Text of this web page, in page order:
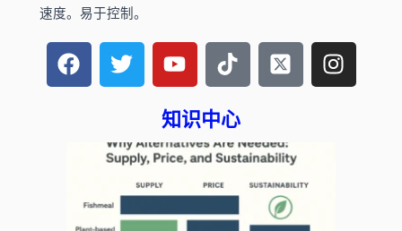
速度。易于控制。
在
F
推
特
Y
o
t
u
b
T
i
t
o
k
X
-
i
t
t
e
I
n
知识中心